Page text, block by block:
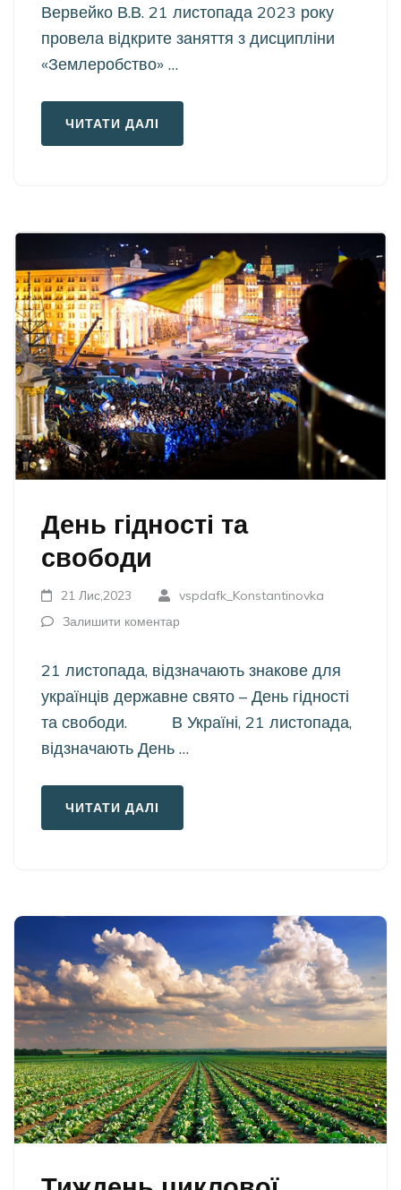
Вервейко В.В. 21 листопада 2023 року
провела відкрите заняття з дисципліни
«Землеробство» …
ЧИТАТИ ДАЛІ
День гідності та
свободи
21 Лис,2023
vspdafk_Konstantinovka
Залишити коментар
21 листопада, відзначають знакове для
українців державне свято – День гідності
та свободи. В Україні, 21 листопада,
відзначають День …
ЧИТАТИ ДАЛІ